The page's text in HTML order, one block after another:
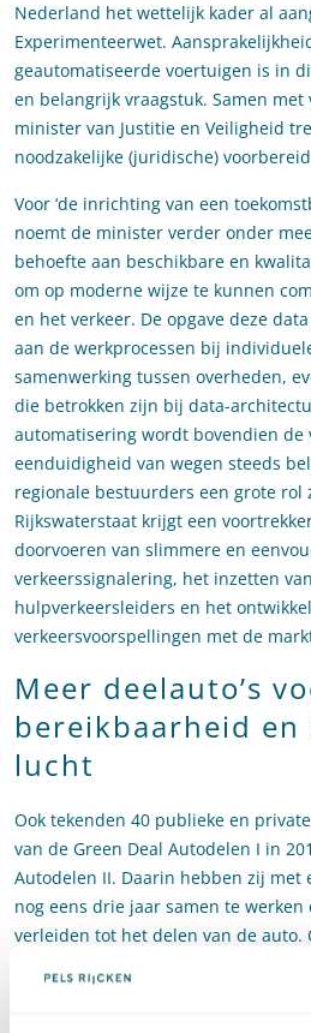
Nederland het wettelijk kader al
Experimenteerwet.
geautomatiseerde voertuigen is in
en belangrijk vraagstuk. Samen met
minister van Justitie en Veiligheid
noodzakelijke (juridische)
Voor ‘de inrichting van een
noemt de minister verder onder
behoefte aan beschikbare en
om op moderne wijze te kunnen
en het verkeer. De opgave deze
aan de werkprocessen bij
samenwerking tussen overheden,
die betrokken zijn bij data-
automatisering wordt bovendien de
eenduidigheid van wegen steeds
regionale bestuurders een grote rol
Rijkswaterstaat krijgt een
doorvoeren van slimmere en
verkeerssignalering, het inzetten
hulpverkeersleiders en het
verkeersvoorspellingen met de
Meer deelauto’s
bereikbaarheid en
lucht
Ook tekenden 40 publieke en
van de Green Deal Autodelen I in
Autodelen II. Daarin hebben zij met
nog eens drie jaar samen te
verleiden tot het delen van de auto.
gemeenten, provincies,
stichting Natuur en Milieu en het